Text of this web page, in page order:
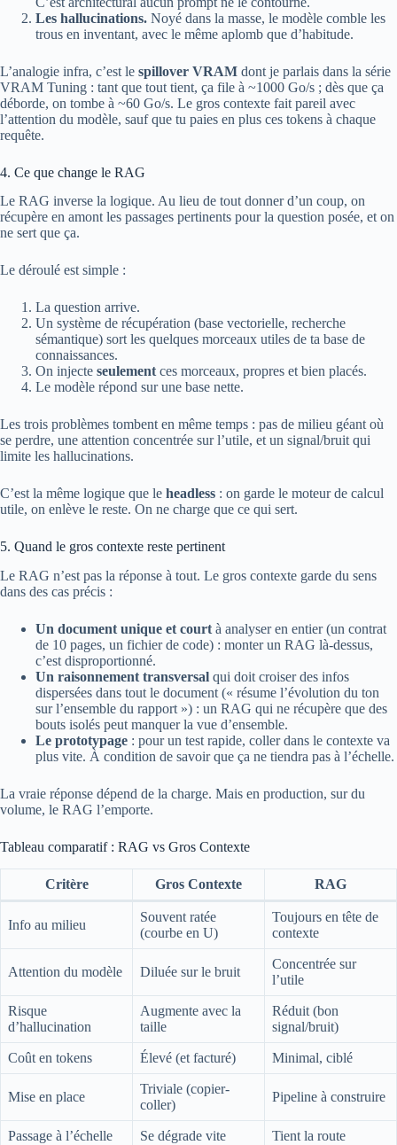
Les hallucinations. Noyé dans la masse, le modèle comble les
trous en inventant, avec le même aplomb que d’habitude.
L’analogie infra, c’est le spillover VRAM dont je parlais dans la série
VRAM Tuning : tant que tout tient, ça file à ~1000 Go/s ; dès que ça
déborde, on tombe à ~60 Go/s. Le gros contexte fait pareil avec
l’attention du modèle, sauf que tu paies en plus ces tokens à chaque
requête.
4. Ce que change le RAG
Le RAG inverse la logique. Au lieu de tout donner d’un coup, on
récupère en amont les passages pertinents pour la question posée, et on
ne sert que ça.
Le déroulé est simple :
La question arrive.
Un système de récupération (base vectorielle, recherche
sémantique) sort les quelques morceaux utiles de ta base de
connaissances.
On injecte seulementces morceaux, propres et bien placés.
Le modèle répond sur une base nette.
Les trois problèmes tombent en même temps : pas de milieu géant où
se perdre, une attention concentrée sur l’utile, et un signal/bruit qui
limite les hallucinations.
C’est la même logique que le headless : on garde le moteur de calcul
utile, on enlève le reste. On ne charge que ce qui sert.
5. Quand le gros contexte reste pertinent
Le RAG n’est pas la réponse à tout. Le gros contexte garde du sens
dans des cas précis :
Un document unique et court à analyser en entier (un contrat
de 10 pages, un fichier de code) : monter un RAG là-dessus,
c’est disproportionné.
Un raisonnement transversal qui doit croiser des infos
dispersées dans tout le document (« résume l’évolution du ton
sur l’ensemble du rapport ») : un RAG qui ne récupère que des
bouts isolés peut manquer la vue d’ensemble.
Le prototypage : pour un test rapide, coller dans le contexte va
plus vite. À condition de savoir que ça ne tiendra pas à l’échelle.
La vraie réponse dépend de la charge. Mais en production, sur du
volume, le RAG l’emporte.
Tableau comparatif : RAG vs Gros Contexte
Critère Gros Contexte RAG
Info au milieu
Souvent ratée
(courbe en U)
Toujours en tête de
contexte
Attention du modèle Diluée sur le bruit
Concentrée sur
l’utile
Risque
d’hallucination
Augmente avec la
taille
Réduit (bon
signal/bruit)
Coût en tokens Élevé (et facturé) Minimal, ciblé
Mise en place
Triviale (copier-
coller)
Pipeline à construire
Passage à l’échelle Se dégrade vite Tient la route